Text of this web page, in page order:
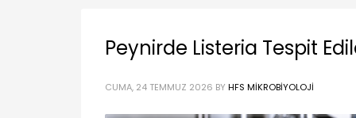
Peynirde Listeria Tespit
CUMA, 24 TEMMUZ 2026 BY HFS MIKROBIYOLOJI